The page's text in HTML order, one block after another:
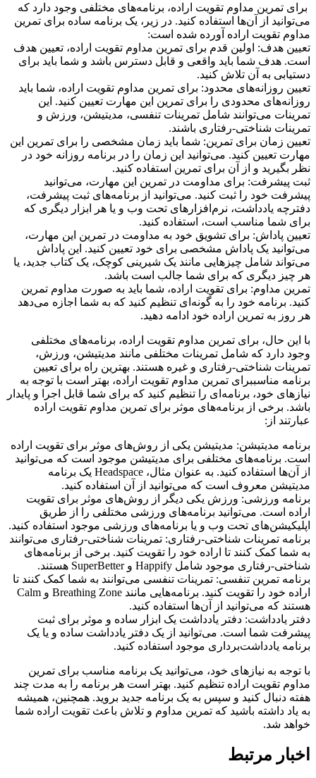
برای تمرین مداوم تقویت اراده، برنامه‌های مختلفی وجود دارد که
می‌توانید از آن‌ها استفاده کنید. در زیر، یک برنامه ساده برای تمرین
مداوم تقویت اراده آورده شده است:
تعیین هدف: اولین قدم برای تمرین مداوم تقویت اراده، تعیین هدف
است. هدف شما باید واقعی و قابل دسترس باشد و شما باید برای
دستیابی به آن تلاش کنید.
تعیین روزانه‌های محدود: برای تمرین مداوم تقویت اراده، شما باید
روزانه‌های محدودی را برای تمرین این مهارت تعیین کنید. این
تمرینات می‌توانند شامل تمرینات تنفسی، مدیتیشن، ورزش و
تمرینات شناختی-رفتاری باشند.
تعیین زمان برای تمرین: شما باید زمان مشخصی را برای تمرین این
مهارت تعیین کنید. می‌توانید این زمان را در برنامه روزانه خود در
نظر بگیرید و از آن برای تمرین استفاده کنید.
ثبت پیشرفت: برای مداومت در تمرین این مهارت، می‌توانید
پیشرفت خود را ثبت کنید. می‌توانید از برنامه‌های ثبت پیشرفت،
دفترچه یادداشت، نرم‌افزارهای تحت وب و یا هر ابزار دیگری که
برای شما مناسب است، استفاده کنید.
تعیین پاداش: برای تشویق خود به مداومت در تمرین این مهارت،
می‌توانید یک پاداش مشخصی برای خود تعیین کنید. این پاداش
می‌تواند شامل چیزهایی مانند یک شیرینی کوچک، یک کتاب جدید، یا
هر چیز دیگری که برای شما جالب است باشد.
تمرین مداوم: برای تقویت اراده، شما باید به صورت مداوم تمرین
کنید. برنامه خود را به گونه‌ای تنظیم کنید که به شما اجازه می‌دهد
هر روز به تمرین اراده خود ادامه دهید.
با این حال، برای تمرین مداوم تقویت اراده، برنامه‌های مختلفی
وجود دارد که شامل تمرینات مختلفی مانند مدیتیشن، ورزش،
تمرینات شناختی-رفتاری و غیره هستند. بهترین راه برای تعیین
برنامه مناسببرای تمرین مداوم تقویت اراده، بهتر است با توجه به
نیازهای خود، برنامه‌ای را تنظیم کنید که برای شما قابل اجرا و پایدار
باشد. برخی از برنامه‌های موثر برای تمرین مداوم تقویت اراده
عبارتند از:
برنامه مدیتیشن: مدیتیشن یکی از روش‌های موثر برای تقویت اراده
است. برنامه‌های مختلفی برای مدیتیشن موجود است که می‌توانید
از آن‌ها استفاده کنید. به عنوان مثال، Headspace یک برنامه
مدیتیشن معروف است که می‌توانید از آن استفاده کنید.
برنامه ورزشی: ورزش یکی دیگر از روش‌های موثر برای تقویت
اراده است. می‌توانید برنامه‌های ورزشی مختلفی را از طریق
اپلیکیشن‌های تحت وب و یا برنامه‌های ورزشی موجود استفاده کنید.
برنامه تمرینات شناختی-رفتاری: تمرینات شناختی-رفتاری می‌توانند
به شما کمک کنند تا اراده خود را تقویت کنید. برخی از برنامه‌های
شناختی-رفتاری موجود شامل Happify و SuperBetter هستند.
برنامه تمرین تنفسی: تمرینات تنفسی می‌توانند به شما کمک کنند تا
اراده خود را تقویت کنید. برنامه‌هایی مانند Breathing Zone و Calm
هستند که می‌توانید از آن‌ها استفاده کنید.
دفتر یادداشت: دفتر یادداشت یک ابزار ساده و موثر برای ثبت
پیشرفت شما است. می‌توانید از یک دفتر یادداشت ساده و یا یک
برنامه یادداشت‌برداری موجود استفاده کنید.
با توجه به نیازهای خود، می‌توانید یک برنامه مناسب برای تمرین
مداوم تقویت اراده تنظیم کنید. بهتر است هر برنامه را به مدت چند
هفته دنبال کنید و سپس به یک برنامه جدید بروید. همچنین، همیشه
به یاد داشته باشید که تمرین مداوم و تلاش باعث تقویت اراده شما
خواهد شد.
اخبار مرتبط